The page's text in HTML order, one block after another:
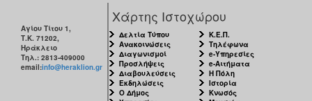
Αγίου Τίτου 1,
Τ.Κ. 71202,
Ηράκλειο
Τηλ.: 2813-409000
email:info@heraklion.gr
Χάρτης Ιστοχώρου
Δελτία Τύπου
Ανακοινώσεις
Διαγωνισμοί
Προσλήψεις
Διαβουλεύσεις
Εκδηλώσεις
Ο Δήμος
Κ.Ε.Π.
Τηλέφωνα
e-Υπηρεσίες
e-Αιτήματα
Η Πόλη
Ιστορία
Κνωσός